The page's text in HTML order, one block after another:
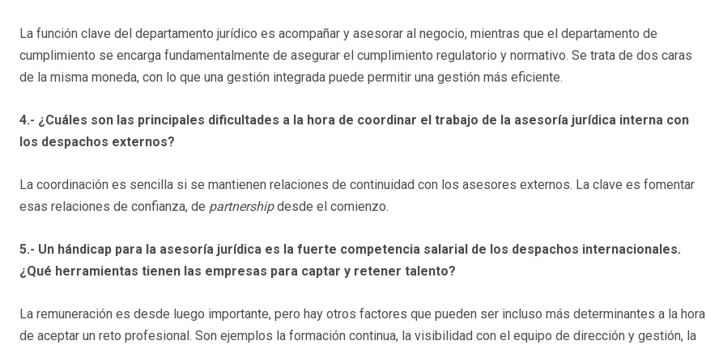
La función clave del departamento jurídico es acompañar y asesorar al negocio, mientras que el departamento de
cumplimiento se encarga fundamentalmente de asegurar el cumplimiento regulatorio y normativo. Se trata de dos caras
de la misma moneda, con lo que una gestión integrada puede permitir una gestión más eficiente.
4.- ¿Cuáles son las principales dificultades a la hora de coordinar el trabajo de la asesoría jurídica interna con
los despachos externos?
La coordinación es sencilla si se mantienen relaciones de continuidad con los asesores externos. La clave es fomentar
esas relaciones de confianza, de partnershipdesde el comienzo.
5.- Un hándicap para la asesoría jurídica es la fuerte competencia salarial de los despachos internacionales.
¿Qué herramientas tienen las empresas para captar y retener talento?
La remuneración es desde luego importante, pero hay otros factores que pueden ser incluso más determinantes a la hora
de aceptar un reto profesional. Son ejemplos la formación continua, la visibilidad con el equipo de dirección y gestión, la